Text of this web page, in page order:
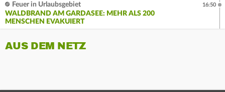
Feuer in Urlaubsgebiet
WALDBRAND AM GARDASEE: MEHR ALS 200
MENSCHEN EVAKUIERT
16:50
AUS DEM NETZ